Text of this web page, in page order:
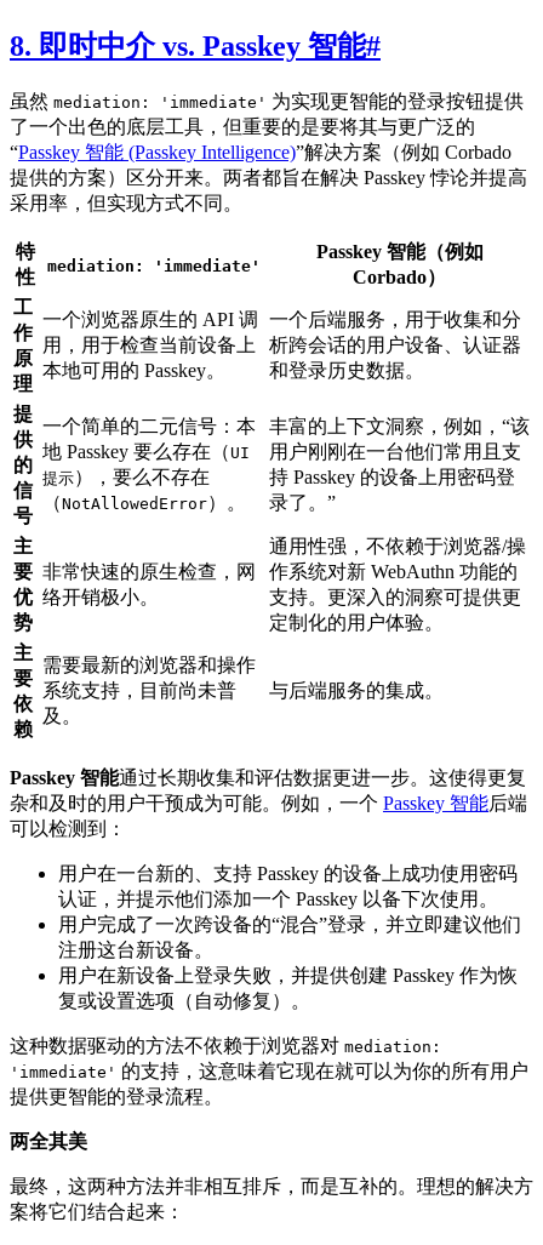
8. 即时中介 vs. Passkey 智能#
虽然 mediation: 'immediate' 为实现更智能的登录按钮提供
了一个出色的底层工具，但重要的是要将其与更广泛的
“Passkey 智能 (Passkey Intelligence)”解决方案（例如 Corbado
提供的方案）区分开来。两者都旨在解决 Passkey 悖论并提高
采用率，但实现方式不同。
特
性
mediation: 'immediate'
Passkey 智能（例如
Corbado）
工
作
原
理
一个浏览器原生的 API 调
用，用于检查当前设备上
本地可用的 Passkey。
一个后端服务，用于收集和分
析跨会话的用户设备、认证器
和登录历史数据。
提
供
的
信
号
一个简单的二元信号：本
地 Passkey 要么存在（ UI
提示），要么不存在
（NotAllowedError）。
丰富的上下文洞察，例如，“该
用户刚刚在一台他们常用且支
持 Passkey 的设备上用密码登
录了。”
主
要
优
势
非常快速的原生检查，网
络开销极小。
通用性强，不依赖于浏览器/操
作系统对新 WebAuthn 功能的
支持。更深入的洞察可提供更
定制化的用户体验。
主
要
依
赖
需要最新的浏览器和操作
系统支持，目前尚未普
及。
与后端服务的集成。
Passkey 智能通过长期收集和评估数据更进一步。这使得更复
杂和及时的用户干预成为可能。例如，一个 Passkey 智能后端
可以检测到：
用户在一台新的、支持 Passkey 的设备上成功使用密码
认证，并提示他们添加一个 Passkey 以备下次使用。
用户完成了一次跨设备的“混合”登录，并立即建议他们
注册这台新设备。
用户在新设备上登录失败，并提供创建 Passkey 作为恢
复或设置选项（自动修复）。
这种数据驱动的方法不依赖于浏览器对 mediation:
'immediate' 的支持，这意味着它现在就可以为你的所有用户
提供更智能的登录流程。
两全其美
最终，这两种方法并非相互排斥，而是互补的。理想的解决方
案将它们结合起来：